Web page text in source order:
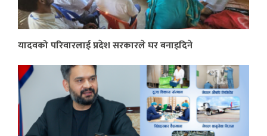
यादवको परिवारलाई प्रदेश सरकारले घर बनाइदिने